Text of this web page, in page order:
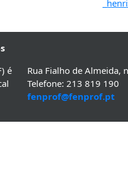
é
Rua Fialho de Almeida,
Telefone: 213 819 190
fenprof@fenprof.pt